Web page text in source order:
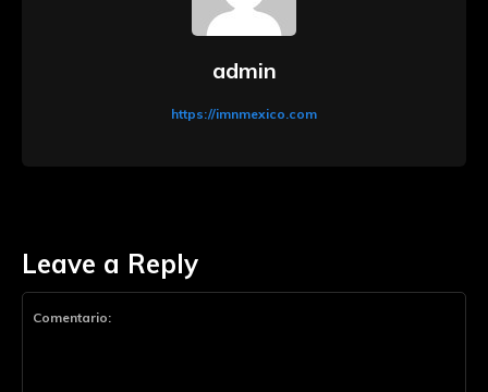
Leave a Reply
admin
https://imnmexico.com